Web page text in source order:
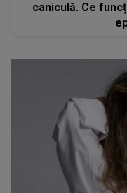
caniculă. Ce